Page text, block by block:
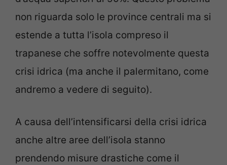
non riguarda solo le province centrali ma si
estende a tutta l’isola compreso il
trapanese che soffre notevolmente questa
crisi idrica (ma anche il palermitano, come
andremo a vedere di seguito).
A causa dell’intensificarsi della crisi idrica
anche altre aree dell’isola stanno
prendendo misure drastiche come il